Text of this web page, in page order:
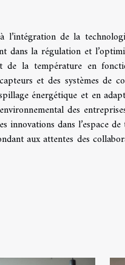
l’intégration de la
dans la régulation et
de la température en
et des systèmes de
énergétique et en
des
innovations dans l’espace
aux attentes des